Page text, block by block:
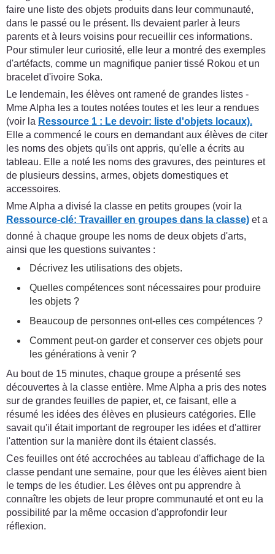
faire une liste des objets produits dans leur communauté,
dans le passé ou le présent. Ils devaient parler à leurs
parents et à leurs voisins pour recueillir ces informations.
Pour stimuler leur curiosité, elle leur a montré des exemples
d'artéfacts, comme un magnifique panier tissé Rokou et un
bracelet d'ivoire Soka.
Le lendemain, les élèves ont ramené de grandes listes -
Mme Alpha les a toutes notées toutes et les leur a rendues
(voir la Ressource 1 : Le devoir: liste d'objets locaux).
Elle a commencé le cours en demandant aux élèves de citer
les noms des objets qu'ils ont appris, qu'elle a écrits au
tableau. Elle a noté les noms des gravures, des peintures et
de plusieurs dessins, armes, objets domestiques et
accessoires.
Mme Alpha a divisé la classe en petits groupes (voir la
Ressource-clé: Travailler en groupes dans la classe) et a
donné à chaque groupe les noms de deux objets d'arts,
ainsi que les questions suivantes :
Décrivez les utilisations des objets.
Quelles compétences sont nécessaires pour produire
les objets ?
Beaucoup de personnes ont-elles ces compétences ?
Comment peut-on garder et conserver ces objets pour
les générations à venir ?
Au bout de 15 minutes, chaque groupe a présenté ses
découvertes à la classe entière. Mme Alpha a pris des notes
sur de grandes feuilles de papier, et, ce faisant, elle a
résumé les idées des élèves en plusieurs catégories. Elle
savait qu'il était important de regrouper les idées et d'attirer
l'attention sur la manière dont ils étaient classés.
Ces feuilles ont été accrochées au tableau d'affichage de la
classe pendant une semaine, pour que les élèves aient bien
le temps de les étudier. Les élèves ont pu apprendre à
connaître les objets de leur propre communauté et ont eu la
possibilité par la même occasion d'approfondir leur
réflexion.